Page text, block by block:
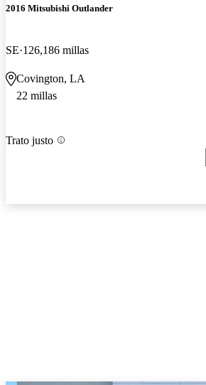
2016 Mitsubishi Outlander
SE 126,186 millas
Covington, LA
22 millas
Trato justo